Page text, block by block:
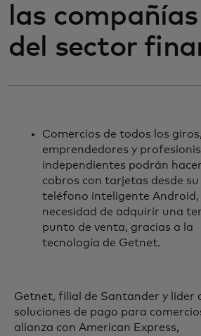
las
del sector
Comercios de todos los giros,
emprendedores y
independientes podrán hacer
cobros con tarjetas desde su
teléfono inteligente Android,
necesidad de adquirir una
punto de venta, gracias a la
tecnología de Getnet.
Getnet, filial de Santander y líder
soluciones de pago para
alianza con American Express,